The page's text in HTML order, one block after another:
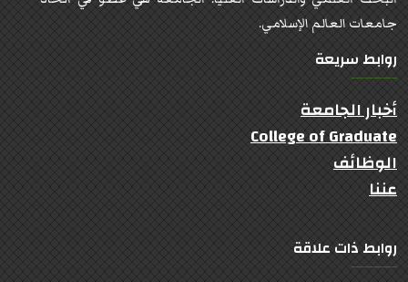
جامعات العالم الإسلامي.
روابط سريعة
أخبار الجامعة
College of Graduate
الوظائف
عننا
روابط ذات علاقة